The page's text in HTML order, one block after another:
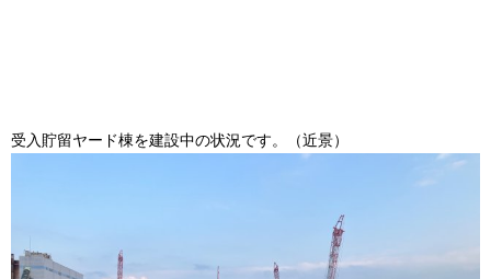
受入貯留ヤード棟を建設中の状況です。（近景）